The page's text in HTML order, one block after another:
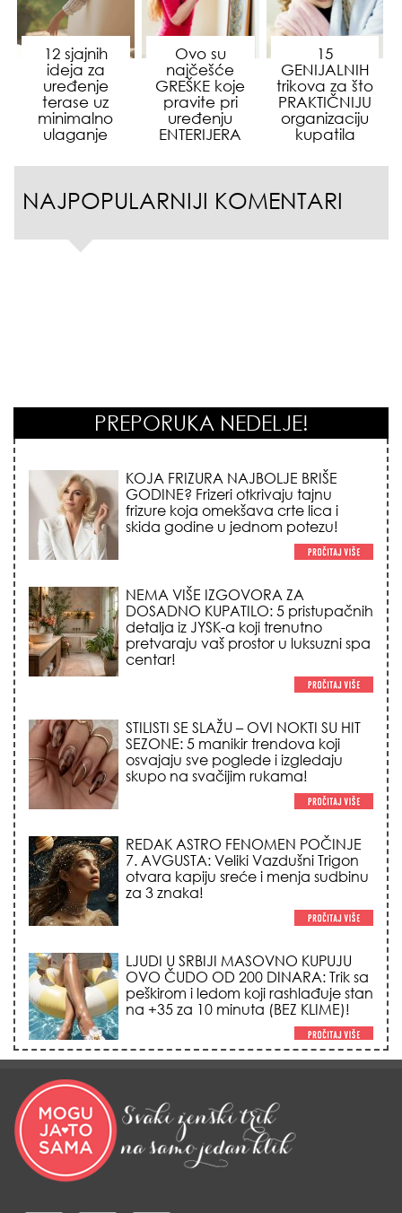
12 sjajnih
ideja za
uređenje
terase uz
minimalno
ulaganje
Ovo su
najčešće
GREŠKE koje
pravite pri
uređenju
ENTERIJERA
15
GENIJALNIH
trikova za što
PRAKTIČNIJU
organizaciju
kupatila
NAJPOPULARNIJI KOMENTARI
PREPORUKA NEDELJE!
KOJA FRIZURA NAJBOLJE BRIŠE
GODINE? Frizeri otkrivaju tajnu
frizure koja omekšava crte lica i
skida godine u jednom potezu!
NEMA VIŠE IZGOVORA ZA
DOSADNO KUPATILO: 5 pristupačnih
detalja iz JYSK-a koji trenutno
pretvaraju vaš prostor u luksuzni spa
centar!
STILISTI SE SLAŽU – OVI NOKTI SU HIT
SEZONE: 5 manikir trendova koji
osvajaju sve poglede i izgledaju
skupo na svačijim rukama!
REDAK ASTRO FENOMEN POČINJE
7. AVGUSTA: Veliki Vazdušni Trigon
otvara kapiju sreće i menja sudbinu
za 3 znaka!
LJUDI U SRBIJI MASOVNO KUPUJU
OVO ČUDO OD 200 DINARA: Trik sa
peškirom i ledom koji rashlađuje stan
na +35 za 10 minuta (BEZ KLIME)!
ako želite da vam kosa raste kao iz
vode i privučete novu ljubav!